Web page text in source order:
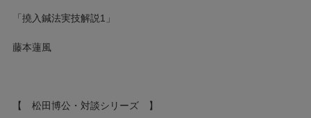
「撓入鍼法実技解説1」
藤本蓮風
【 松田博公・対談シリーズ 】